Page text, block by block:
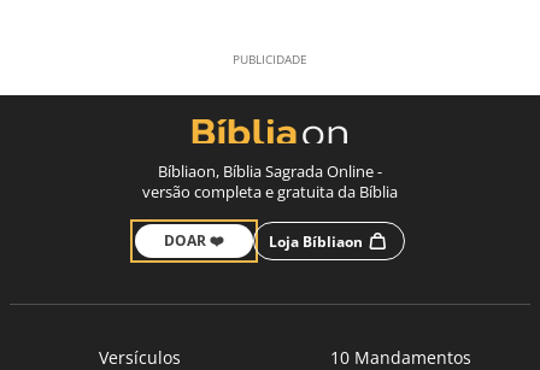
Bíbliaon, Bíblia Sagrada Online -
versão completa e gratuita da Bíblia
DOAR ❤️ Loja Bíbliaon
Versículos
10 Mandamentos